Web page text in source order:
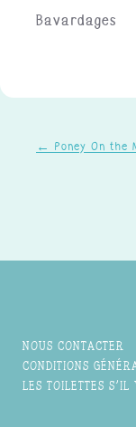
Bavardages
← Poney On the
NOUS CONTACTER
CONDITIONS
LES TOILETTES